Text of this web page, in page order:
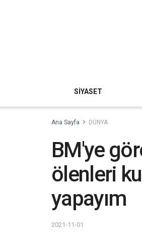
SİYASET
Ana Sayfa DÜNYA
BM'ye
ölenleri
yapayım
2021-11-01